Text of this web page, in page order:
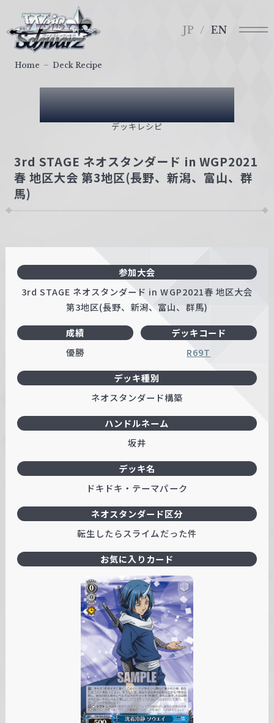
ァ
イ
｜
W
i
JP EN
Deck Recipe
デッキレシピ
Home Deck Recipe
3rd STAGE ネオスタンダード in WGP2021
春 地区大会 第3地区(長野、新潟、富山、群
馬)
参加大会
3rd STAGE ネオスタンダード in WGP2021春 地区大会
第3地区(長野、新潟、富山、群馬)
成績
優勝
ハンドルネーム
坂井
デッキコード
R69T
デッキ名
ドキドキ・テーマパーク
デッキ種別
ネオスタンダード構築
ネオスタンダード区分
転生したらスライムだった件
お気に入りカード